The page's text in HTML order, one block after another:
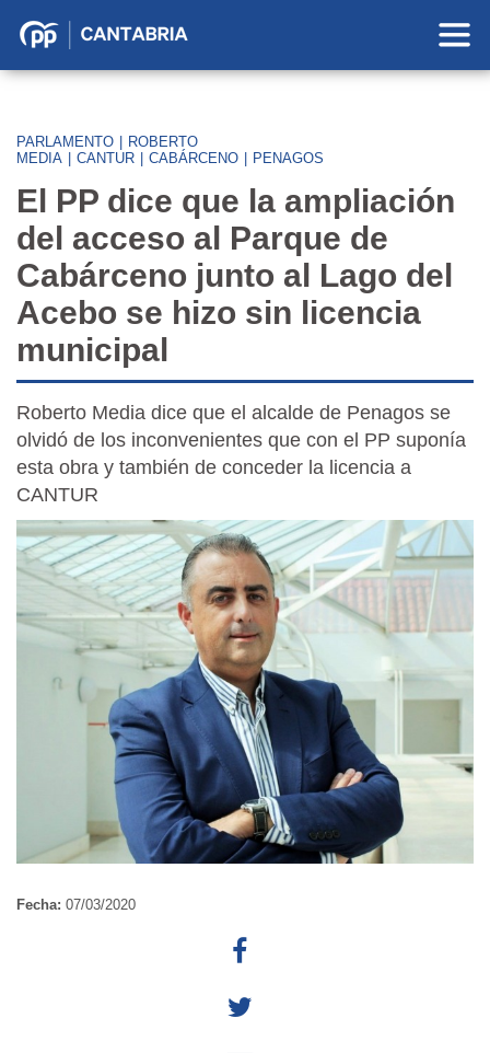
Partido
Cantabria
PARLAMENTO
ROBERTO
MEDIA
CANTUR CABÁRCENO PENAGOS
El PP dice que la ampliación
del acceso al Parque de
Cabárceno junto al Lago del
Acebo se hizo sin licencia
municipal
Roberto Media dice que el alcalde de Penagos se
olvidó de los inconvenientes que con el PP suponía
esta obra y también de conceder la licencia a
CANTUR
Fecha: 07/03/2020